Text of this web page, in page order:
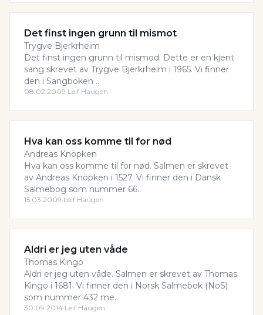
Det finst ingen grunn til mismot
Trygve Bjerkrheim
Det finst ingen grunn til mismod. Dette er en kjent
sang skrevet av Trygve Bjerkrheim i 1965. Vi finner
den i Sangboken ..
08.02.2009·Leif Haugen
Hva kan oss komme til for nød
Andreas Knöpken
Hva kan oss komme til for nød. Salmen er skrevet
av Andreas Knöpken i 1527. Vi finner den i Dansk
Salmebog som nummer 66..
15.03.2009·Leif Haugen
Aldri er jeg uten våde
Thomas Kingo
Aldri er jeg uten våde. Salmen er skrevet av Thomas
Kingo i 1681. Vi finner den i Norsk Salmebok (NoS)
som nummer 432 me..
30.09.2014·Leif Haugen